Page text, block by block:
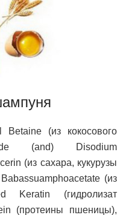
Betaine (из кокосового
(and) Disodium
(из сахара, кукурузы
(из
Keratin (гидролизат
(протеины пшеницы),